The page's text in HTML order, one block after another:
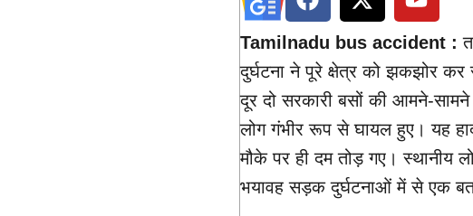
Tamilnadu bus accident :
दुर्घटना ने पूरे क्षेत्र को झकझोर
दूर दो सरकारी बसों की आमने-
लोग गंभीर रूप से घायल हुए। यह
मौके पर ही दम तोड़ गए। स्थानीय
भयावह सड़क दुर्घटनाओं में से एक